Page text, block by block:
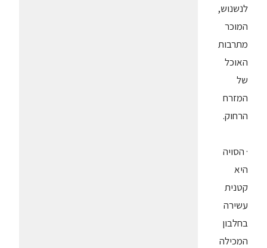
לנשנוש,
המוכר
מתרבות
האוכל
של
המזרח
הרחוק.
· הסויה
היא
קטנית
עשירה
בחלבון
המכילה